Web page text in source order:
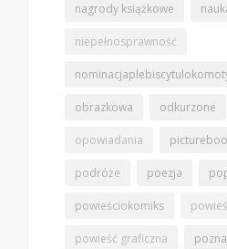
nagrody książkowe
niepełnosprawność
obrazkowa odkurzone
opowiadania
podróże poezja
powieściokomiks
powieść graficzna